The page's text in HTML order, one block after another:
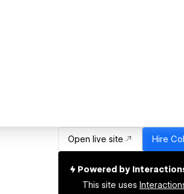
Open live site Hire
Powered by
This site uses